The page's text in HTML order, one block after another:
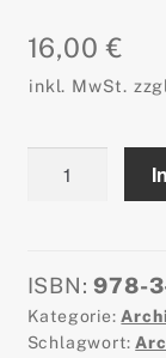
16,00€
inkl. MwSt.
Mai
2019
Menge
ISBN:978-
Kategorie:
Schlagwort: